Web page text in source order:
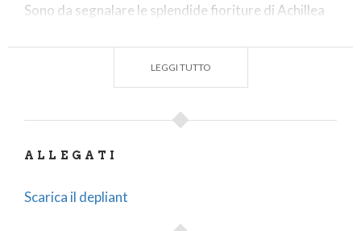
Sono da segnalare le splendide fioriture di Achillea
un aroma peculiare al foraggio, rendendolo più
gradito al bestiame; Arnica montana L. poco
un buon valore pastorale; Lotus corniculatus L.
diffuso nei pascoli; ed infine Trifolium alpinum L.
LEGGI TUTTO
ALLEGATI
Scarica il depliant